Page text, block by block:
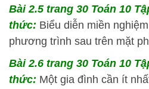
Bài 2.5 trang 30 Toán 10
thức: Biểu diễn miền
phương trình sau trên mặt
Bài 2.6 trang 30 Toán 10
thức: Một gia đình cần ít